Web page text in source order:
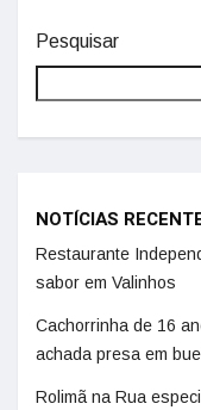
Pesquisar
NOTÍCIAS
Restaurante
sabor em Valinhos
Cachorrinha de 16
achada presa em
Rolimã na Rua